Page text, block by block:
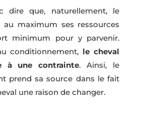
dire que, naturellement, le
au maximum ses ressources
minimum pour y parvenir.
conditionnement, le cheval
à une contrainte. Ainsi, le
prend sa source dans le fait
une raison de changer.